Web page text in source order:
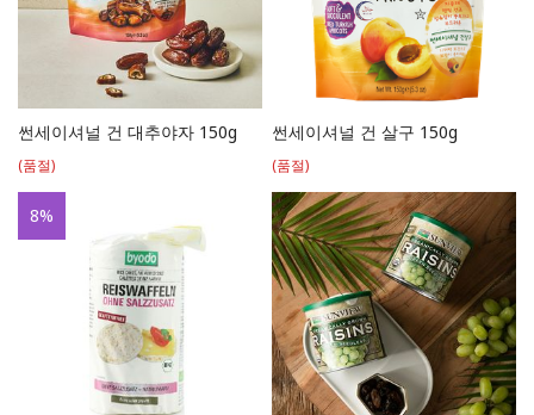
썬세이셔널 건 대추야자 150g
(품절)
썬세이셔널 건 살구 150g
(품절)
8%